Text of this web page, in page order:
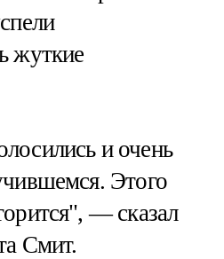
жуткие
и очень
Этого
— сказал
Смит.